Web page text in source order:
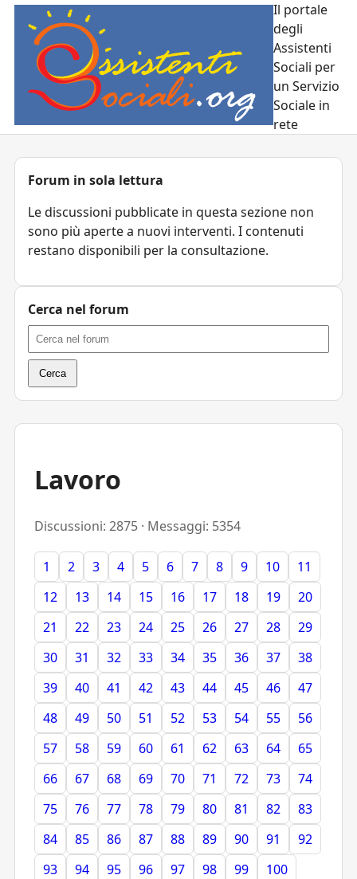
Il portale
degli
Assistenti
Sociali per
un Servizio
Sociale in
rete
Lavoro
Discussioni: 2875 · Messaggi: 5354
1 2 3 4 5 6 7 8 9 10
11
12
13 14 15 16 17 18 19
20
21
22 23 24 25 26 27 28
29
30
31 32 33 34 35 36 37
38
39
40 41 42 43 44 45 46
47
48
49 50 51 52 53 54 55
56
57
58 59 60 61 62 63 64
65
66
67 68 69 70 71 72 73
74
75
76 77 78 79 80 81 82
83
84
85 86 87 88 89 90 91
92
93
94 95 96 97 98 99
100
Forum in sola lettura
Le discussioni pubblicate in questa sezione non
sono più aperte a nuovi interventi. I contenuti
restano disponibili per la consultazione.
Cerca nel forum
Cerca